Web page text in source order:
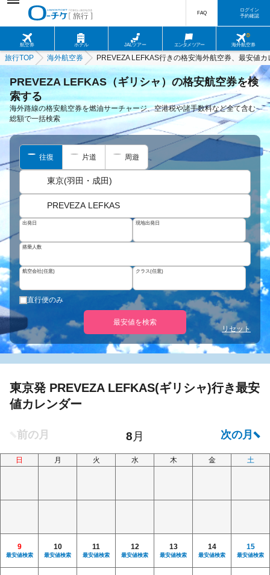
航空券 ホテル JALツアー エンタメツアー 海外航空券
FAQ
ログイン
予約確認
旅行TOP 海外航空券 PREVEZA LEFKAS行きの格安海外航空券、最安値カ
PREVEZA LEFKAS（ギリシャ）の格安航空券を検
索する
海外路線の格安航空券を燃油サーチャージ、空港税や諸手数料など全て含む
総額で一括検索
往復 片道 周遊
東京(羽田・成田)
PREVEZA LEFKAS
出発日 現地出発日
搭乗人数
航空会社(任意) クラス(任意)
直行便のみ
最安値を検索
リセット
東京発 PREVEZA LEFKAS(ギリシャ)行き最安
値カレンダー
日 月 火 水 木 金 土
9
最安値検索
10
最安値検索
11
最安値検索
12
最安値検索
13
最安値検索
14
最安値検索
15
最安値検索